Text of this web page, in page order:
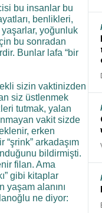
bu insanlar bu
benlikleri,
yoğunluk
bu sonradan
Bunlar lafa “bir
sizin vaktinizden
siz üstlenmek
tutmak, yalan
vakit sizde
erken
“şrink” arkadaşım
bildirmişti.
filan. Ama
gibi kitaplar
yaşam alanını
ne diyor: